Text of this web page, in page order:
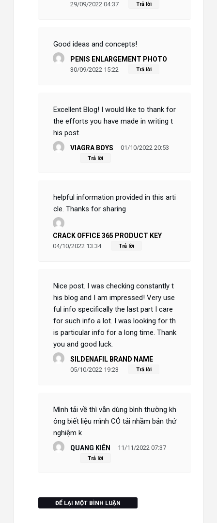
29/09/2022 04:37 Trả lời
Good ideas and concepts!
PENIS ENLARGEMENT PHOTO
30/09/2022 15:22 Trả lời
Excellent Blog! I would like to thank for
the efforts you have made in writing t
his post.
VIAGRA BOYS 01/10/2022 20:53
Trả lời
helpful information provided in this arti
cle. Thanks for sharing
CRACK OFFICE 365 PRODUCT KEY
04/10/2022 13:34 Trả lời
Nice post. I was checking constantly t
his blog and I am impressed! Very use
ful info specifically the last part I care
for such info a lot. I was looking for th
is particular info for a long time. Thank
you and good luck.
SILDENAFIL BRAND NAME
05/10/2022 19:23 Trả lời
Mình tải về thì vẫn dùng bình thường kh
ông biết liệu mình CÓ tải nhầm bản thử
nghiệm k
QUANG KIÊN 11/11/2022 07:37
Trả lời
ĐỂ LẠI MỘT BÌNH LUẬN